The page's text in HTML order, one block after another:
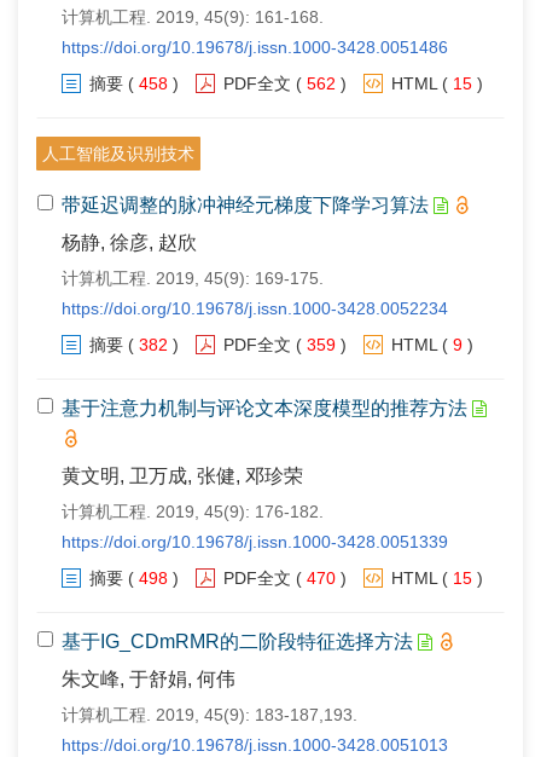
计算机工程. 2019, 45(9): 161-168.
https://doi.org/10.19678/j.issn.1000-3428.0051486
摘要 ( 458 ) PDF全文 ( 562 ) HTML ( 15 )
人工智能及识别技术
带延迟调整的脉冲神经元梯度下降学习算法
杨静, 徐彦, 赵欣
计算机工程. 2019, 45(9): 169-175.
https://doi.org/10.19678/j.issn.1000-3428.0052234
摘要 ( 382 ) PDF全文 ( 359 ) HTML ( 9 )
基于注意力机制与评论文本深度模型的推荐方法
黄文明, 卫万成, 张健, 邓珍荣
计算机工程. 2019, 45(9): 176-182.
https://doi.org/10.19678/j.issn.1000-3428.0051339
摘要 ( 498 ) PDF全文 ( 470 ) HTML ( 15 )
基于IG_CDmRMR的二阶段特征选择方法
朱文峰, 于舒娟, 何伟
计算机工程. 2019, 45(9): 183-187,193.
https://doi.org/10.19678/j.issn.1000-3428.0051013